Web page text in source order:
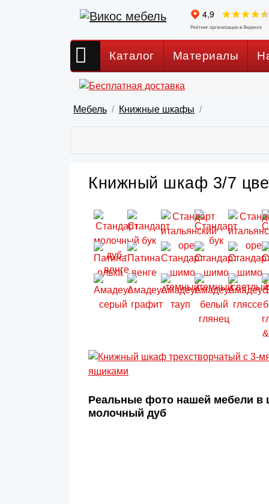
Каталог Материалы
Мебель Книжные шкафы
Книжный шкаф 3/7
Реальные фото нашей мебели в
молочный дуб